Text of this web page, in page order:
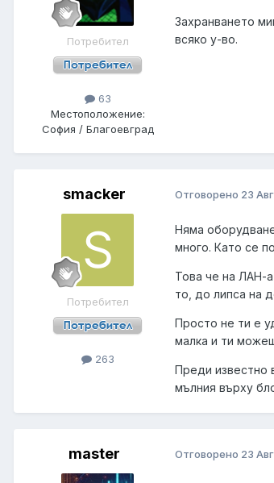
Потребител
63
Местоположение:
София / Благоевград
Захранването
всяко у-во.
smacker
Потребител
263
Отговорено 23
Няма
много. Като се
Това че на ЛАН-
то, до липса на
Просто не ти е
малка и ти
Преди известно
мълния върху
master Отговорено 23